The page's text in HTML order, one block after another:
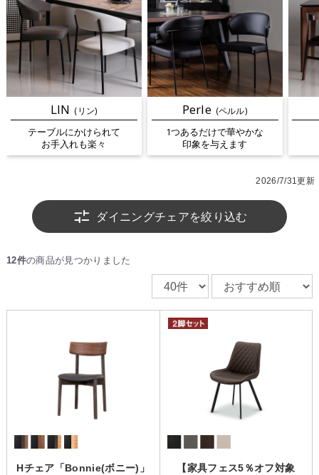
能を備えたモデルは食卓だけでなくデスクワークにも最適です。さ
らに最近人気のテーブルにチェアを引っ掛けてお手入れが楽になる
ルンバブルチェアも続々入荷中。多彩なダイニングチェアから、理
想の一脚を見つけてください。
LIN (リン)
テーブルにかけられて
お手入れも楽々
Perle (ペルル)
1つあるだけで華やかな
印象を与えます
2026/7/31更新
ダイニングチェアを絞り込む
12件の商品が見つかりました
Hチェア「Bonnie(ボニー)」
【家具フェス5％オフ対象